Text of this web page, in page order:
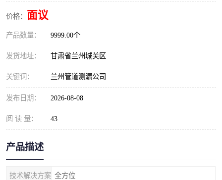
价格： 面议
产品数量： 9999.00个
发货地址： 甘肃省兰州城关区
关键词： 兰州管道测漏公司
发布日期： 2026-08-08
阅 读 量： 43
产品描述
技术解决方案 全方位